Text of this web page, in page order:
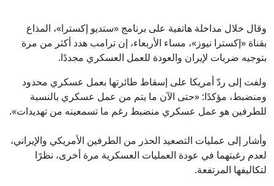
وقال خلال مداخلة هاتفية على برنامج «ستديو إكسترا»، المذاع
بقناة «إكسترا نيوز»، مساء الأربعاء، إن ترامب هدد أكثر من مرة
بتوجيه ضربات لإيران والعودة للعمل العسكري مجددًا.
ولفت إلى ردّ أمريكا على إسقاط طائرتها بعمل عسكري محدود
ومنضبط، مؤكدًا: «حتى الآن ما يتم من عمل عسكري بالنسبة
للطرفين هو عمل عسكري منضبط رغم ما تسمعينه من تهديدات».
وأشار إلى عمليات التصعيد الحذر من الطرفين الأمريكي والإيراني،
لعدم رغبتهما في عودة العمليات العسكرية مرة أخرى، نظرًا
لتكاليفها المرتفعة.